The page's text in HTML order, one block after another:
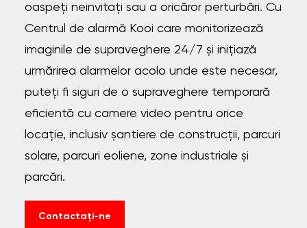
oaspeți neinvitați sau a oricăror perturbări. Cu
Centrul de alarmă Kooi care monitorizează
imaginile de supraveghere 24/7 și inițiază
urmărirea alarmelor acolo unde este necesar,
puteți fi siguri de o supraveghere temporară
eficientă cu camere video pentru orice
locație, inclusiv șantiere de construcții, parcuri
solare, parcuri eoliene, zone industriale și
parcări.
Contactați-ne